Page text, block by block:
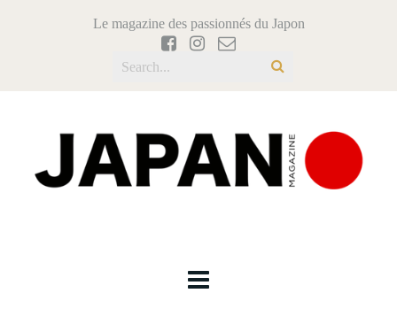
Le magazine des passionnés du Japon